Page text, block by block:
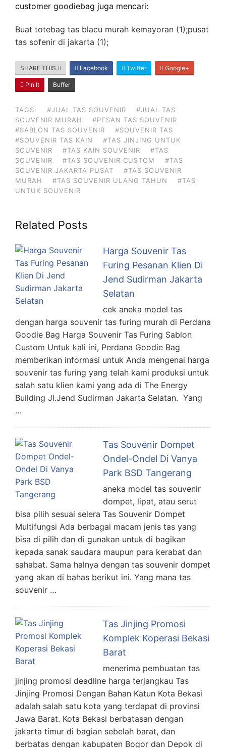
customer goodiebag juga mencari:
Buat totebag tas blacu murah kemayoran (1);pusat
tas sofenir di jakarta (1);
SHARE THIS Facebook Twitter Google+
Pin It Buffer
TAGS: #JUAL TAS SOUVENIR
#JUAL TAS
SOUVENIR MURAH
#PESAN TAS SOUVENIR
#SABLON TAS SOUVENIR
#SOUVENIR TAS
#SOUVENIR TAS KAIN
#TAS JINJING UNTUK
SOUVENIR
#TAS KAIN SOUVENIR
#TAS
SOUVENIR
#TAS SOUVENIR CUSTOM
#TAS
SOUVENIR JAKARTA PUSAT
#TAS SOUVENIR
MURAH
#TAS SOUVENIR ULANG TAHUN
#TAS
UNTUK SOUVENIR
Related Posts
Harga Souvenir Tas
Furing Pesanan Klien Di
Jend Sudirman Jakarta
Selatan
cek aneka model tas
dengan harga souvenir tas furing murah di Perdana
Goodie Bag Harga Souvenir Tas Furing Sablon
Custom Untuk kali ini, Perdana Goodie Bag
memberikan informasi untuk Anda mengenai harga
souvenir tas furing yang telah kami produksi untuk
salah satu klien kami yang ada di The Energy
Building Jl.Jend Sudirman Jakarta Selatan. Yang
…
Tas Souvenir Dompet
Ondel-Ondel Di Vanya
Park BSD Tangerang
aneka model tas souvenir
dompet, lipat, atau serut
bisa pilih sesuai selera Tas Souvenir Dompet
Multifungsi Ada berbagai macam jenis tas yang
bisa di pilih dan di gunakan untuk di bagikan
kepada sanak saudara maupun para kerabat dan
sahabat. Sama halnya dengan tas souvenir dompet
yang akan di bahas berikut ini. Yang mana tas
souvenir …
Tas Jinjing Promosi
Komplek Koperasi Bekasi
Barat
menerima pembuatan tas
jinjing promosi deadline harga terjangkau Tas
Jinjing Promosi Dengan Bahan Katun Kota Bekasi
adalah salah satu kota yang terdapat di provinsi
Jawa Barat. Kota Bekasi berbatasan dengan
jakarta timur di bagian sebelah barat, dan
berbatas dengan kabupaten Bogor dan Depok di